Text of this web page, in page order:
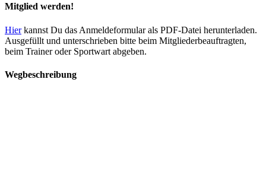
Mitglied werden!
Hierkannst Du das Anmeldeformular als PDF-Datei herunterladen.
Ausgefüllt und unterschrieben bitte beim Mitgliederbeauftragten,
beim Trainer oder Sportwart abgeben.
Wegbeschreibung